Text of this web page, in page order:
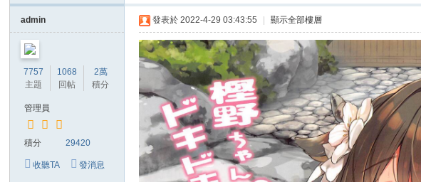
送
茶
admin
7757
主題
1068
回帖
2萬
積分
管理員
積分 29420
收聽TA 發消息
發表於 2022-4-29 03:43:55 顯示全部樓層